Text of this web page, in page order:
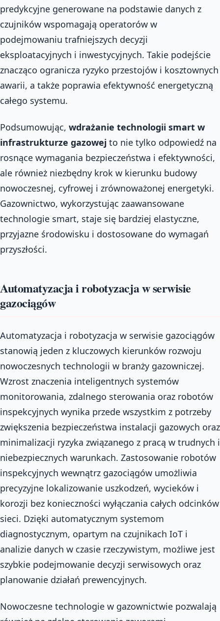
predykcyjne generowane na podstawie danych z
czujników wspomagają operatorów w
podejmowaniu trafniejszych decyzji
eksploatacyjnych i inwestycyjnych. Takie podejście
znacząco ogranicza ryzyko przestojów i kosztownych
awarii, a także poprawia efektywność energetyczną
całego systemu.
Podsumowując, wdrażanie technologii smart w
infrastrukturze gazowej to nie tylko odpowiedź na
rosnące wymagania bezpieczeństwa i efektywności,
ale również niezbędny krok w kierunku budowy
nowoczesnej, cyfrowej i zrównoważonej energetyki.
Gazownictwo, wykorzystując zaawansowane
technologie smart, staje się bardziej elastyczne,
przyjazne środowisku i dostosowane do wymagań
przyszłości.
Automatyzacja i robotyzacja w serwisie
gazociągów
Automatyzacja i robotyzacja w serwisie gazociągów
stanowią jeden z kluczowych kierunków rozwoju
nowoczesnych technologii w branży gazowniczej.
Wzrost znaczenia inteligentnych systemów
monitorowania, zdalnego sterowania oraz robotów
inspekcyjnych wynika przede wszystkim z potrzeby
zwiększenia bezpieczeństwa instalacji gazowych oraz
minimalizacji ryzyka związanego z pracą w trudnych i
niebezpiecznych warunkach. Zastosowanie robotów
inspekcyjnych wewnątrz gazociągów umożliwia
precyzyjne lokalizowanie uszkodzeń, wycieków i
korozji bez konieczności wyłączania całych odcinków
sieci. Dzięki automatycznym systemom
diagnostycznym, opartym na czujnikach IoT i
analizie danych w czasie rzeczywistym, możliwe jest
szybkie podejmowanie decyzji serwisowych oraz
planowanie działań prewencyjnych.
Nowoczesne technologie w gazownictwie pozwalają